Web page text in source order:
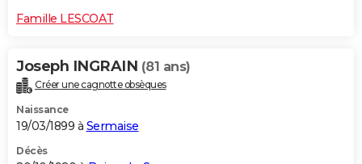
Famille LESCOAT
Joseph INGRAIN (81 ans)
Créer une cagnotte obsèques
Naissance
19/03/1899 à Sermaise
Décès